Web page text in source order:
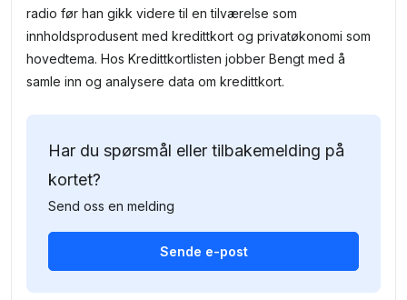
radio før han gikk videre til en tilværelse som
innholdsprodusent med kredittkort og privatøkonomi som
hovedtema. Hos Kredittkortlisten jobber Bengt med å
samle inn og analysere data om kredittkort.
Har du spørsmål eller tilbakemelding på
kortet?
Send oss en melding
Sende e-post